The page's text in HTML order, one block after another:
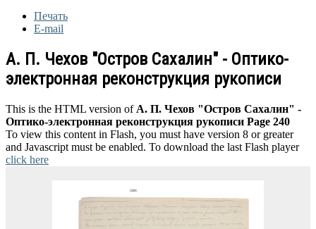
Печать
E-mail
А. П. Чехов "Остров Сахалин" - Оптико-
электронная реконструкция рукописи
This is the HTML version of А. П. Чехов "Остров Сахалин" -
Оптико-электронная реконструкция рукописи Page 240
To view this content in Flash, you must have version 8 or greater
and Javascript must be enabled. To download the last Flash player
click here